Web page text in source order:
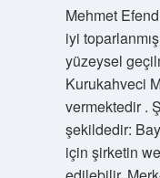
Mehmet
iyi
yüzeysel
Kurukahveci
vermektedir .
şekildedir:
için şirketin